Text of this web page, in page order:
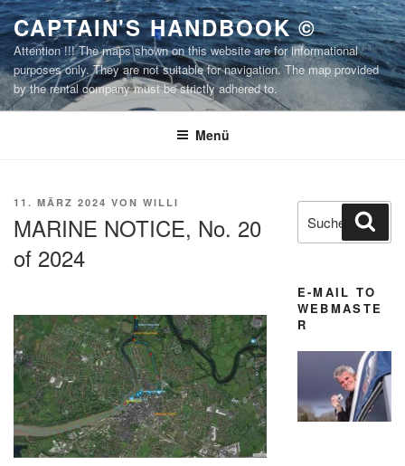
Zum
Inhalt
springen
CAPTAIN'S HANDBOOK ©
Attention !!! The maps shown on this website are for informational
purposes only. They are not suitable for navigation. The map provided
by the rental company must be strictly adhered to.
Menü
VERÖFFENTLICHT
11. MÄRZ 2024 VON WILLI
MARINE NOTICE, No. 20
of 2024
Suchen
nach:
E-MAIL TO
WEBMASTE
R